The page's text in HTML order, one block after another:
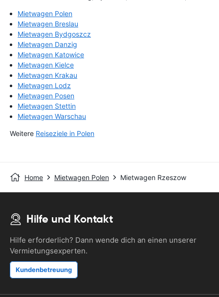
Mietwagen Polen
Mietwagen Breslau
Mietwagen Bydgoszcz
Mietwagen Danzig
Mietwagen Katowice
Mietwagen Kielce
Mietwagen Krakau
Mietwagen Lodz
Mietwagen Posen
Mietwagen Stettin
Mietwagen Warschau
Weitere Reiseziele in Polen
Home Mietwagen Polen Mietwagen Rzeszow
Hilfe und Kontakt
Hilfe erforderlich? Dann wende dich an einen unserer
Vermietungsexperten.
Kundenbetreuung